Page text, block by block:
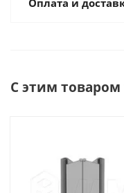
Оплата и
С этим